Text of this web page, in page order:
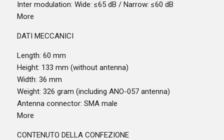
Inter modulation: Wide: ≤65 dB / Narrow: ≤60 dB
More
DATI MECCANICI
Length: 60 mm
Height: 133 mm (without antenna)
Width: 36 mm
Weight: 326 gram (including ANO-057 antenna)
Antenna connector: SMA male
More
CONTENUTO DELLA CONFEZIONE